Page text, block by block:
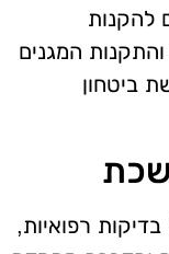
להקנות
המגנים
ביטחון
רפואיות,